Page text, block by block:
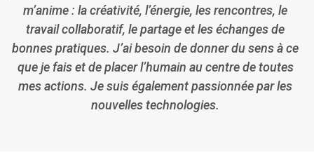
m’anime : la créativité, l’énergie, les rencontres, le
travail collaboratif, le partage et les échanges de
bonnes pratiques. J’ai besoin de donner du sens à ce
que je fais et de placer l’humain au centre de toutes
mes actions. Je suis également passionnée par les
nouvelles technologies.